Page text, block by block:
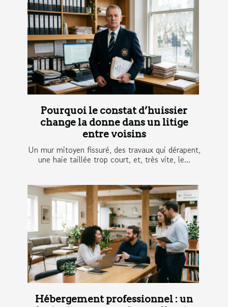
Pourquoi le constat d’huissier
change la donne dans un litige
entre voisins
Un mur mitoyen fissuré, des travaux qui dérapent,
une haie taillée trop court, et, très vite, le...
Hébergement professionnel : un